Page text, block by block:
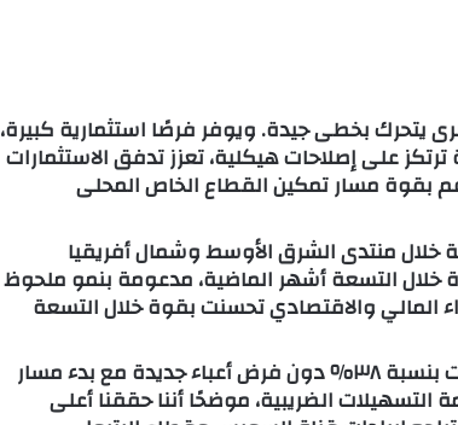
يتحرك بخطى جيدة. ويوفر فرصًا استثمارية كبيرة،
على إصلاحات هيكلية، تعزز تدفق الاستثمارات
بقوة مسار تمكين القطاع الخاص المحلى
منتدى الشرق الأوسط وشمال أفريقيا
خلال التسعة أشهر الماضية، مدعومة بنمو ملحوظ
المالي والاقتصادي تحسنت بقوة خلال التسعة
أضاف أننا سجلنا أعلى إيرادات ضريبية منذ سنوات بنسبة ٣٨٪ دون فرض أعباء جديدة مع بدء مسار
الضريبية، موضحًا أننا حققنا أعلى